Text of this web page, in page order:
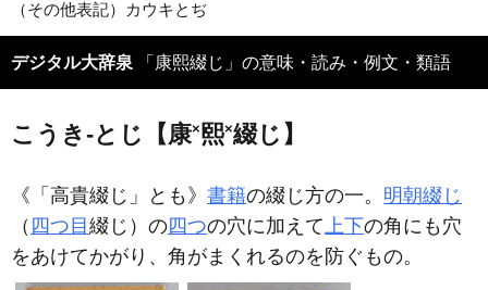
（その他表記）カウキとぢ
デジタル大辞泉 「康熙綴じ」の意味・読み・例文・類語
こうき‐とじ【康×熙×綴じ】
《「高貴綴じ」とも》 書籍の綴じ方の一。 明朝綴じ
（ 四つ目 綴じ）の四つの穴に加えて上下の角にも穴
をあけてかがり、角がまくれるのを防ぐもの。